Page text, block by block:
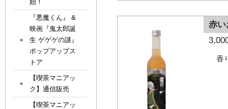
赤
香
始！
『悪魔くん』 &
映画『鬼太郎誕
生 ゲゲゲの謎』
ポップアップス
トア
【喫茶マニアッ
ク】通信販売
【喫茶マニアッ